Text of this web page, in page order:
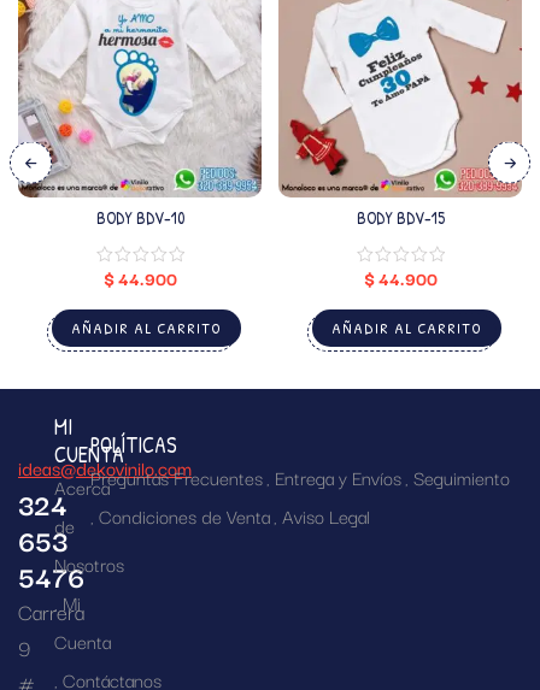
BODY BDV-10
$44.900
AÑADIR AL CARRITO
BODY BDV-15
$44.900
AÑADIR AL CARRITO
ideas@dekovinilo.com
324
653
5476
Carrera
9
#
MI
CUENTA
Acerca
de
Nosotros
Mi
Cuenta
Contáctanos
POLÍTICAS
Preguntas Frecuentes Entrega y Envíos Seguimiento
Condiciones de Venta Aviso Legal